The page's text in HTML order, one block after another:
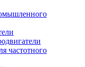
частотного